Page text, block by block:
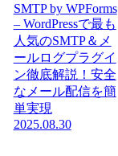
SMTP by WPForms
– WordPressで最も
人気のSMTP＆メ
ールログプラグイ
ン徹底解説！安全
なメール配信を簡
単実現
2025.08.30